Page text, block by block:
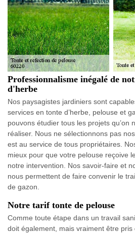
Professionnalisme inégalé de
d'herbe
Nos paysagistes jardiniers sont
services en tonte d’herbe, pelouse et
pouvons étudier tous les projets qu’on
réaliser. Nous ne sélectionnons pas
est au service de tous propriétaires.
mieux pour que votre pelouse reçoive
notre intervention. Nos savoir-faire et
nous permettent de faire convenir le
de gazon.
Notre tarif tonte de pelouse
Comme toute étape dans un travail
doit également, mais vraiment être pris